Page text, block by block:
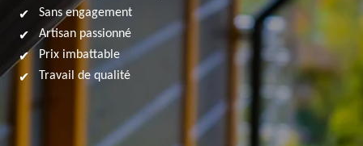
Sans engagement
Artisan passionné
Prix imbattable
Travail de qualité